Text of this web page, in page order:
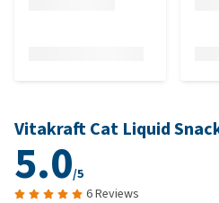
Vitakraft Cat Liquid
5.0/5
6 Reviews